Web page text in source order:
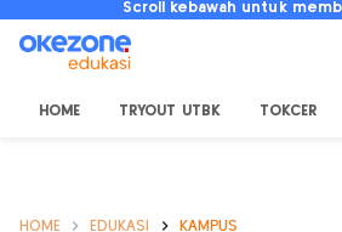
Scroll kebawah untuk
HOME TRYOUT UTBK TOKCER
HOME EDUKASI KAMPUS